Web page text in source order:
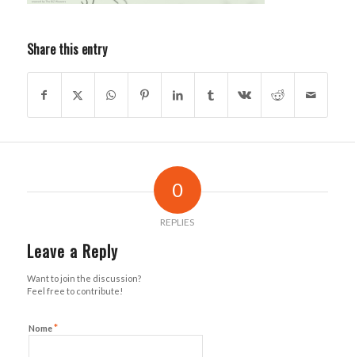
Share this entry
0
REPLIES
Leave a Reply
Want to join the discussion?
Feel free to contribute!
Nome*